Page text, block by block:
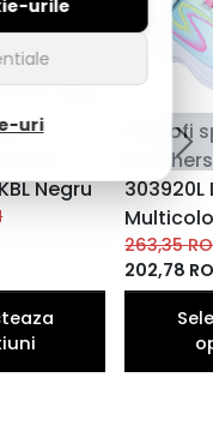
Negru
Pantofi
303920L
263,35
202,78
urile
uri